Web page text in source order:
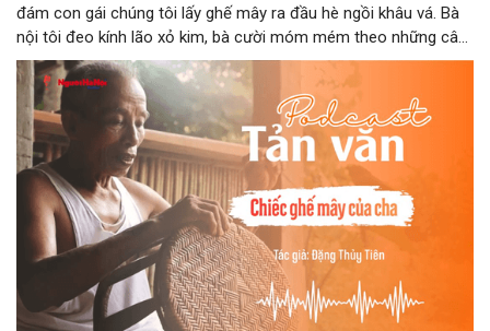
đám con gái chúng tôi lấy ghế mây ra đầu hè ngồi khâu vá. Bà
nội tôi đeo kính lão xỏ kim, bà cười móm mém theo những câu
chuyện kể tếu táo của đám trẻ chúng tôi. Chiếc ghế mây phát
ra âm thanh kin kít chịu đựng sức nặng cơ thể con người theo
những điệu cười khúc khích.